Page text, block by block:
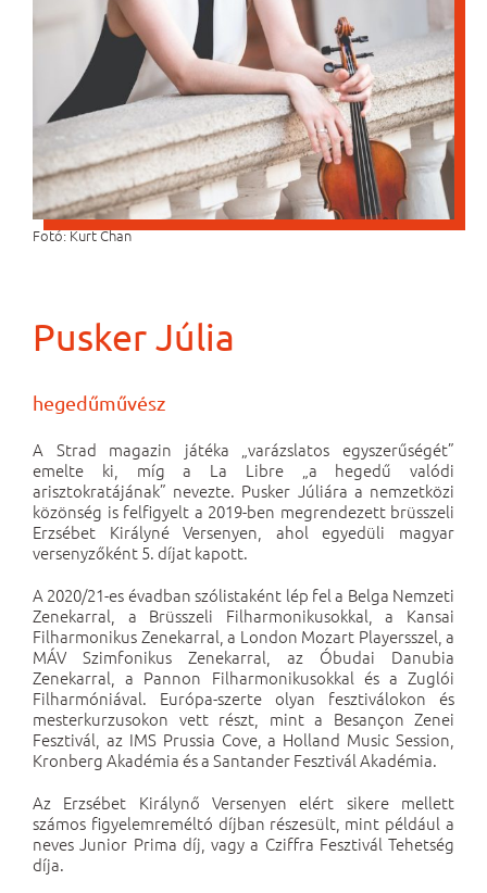
Fotó: Kurt Chan
Pusker Júlia
hegedűművész
A Strad magazin játéka „varázslatos egyszerűségét”
emelte ki, míg a La Libre „a hegedű valódi
arisztokratájának” nevezte. Pusker Júliára a nemzetközi
közönség is felfigyelt a 2019-ben megrendezett brüsszeli
Erzsébet Királyné Versenyen, ahol egyedüli magyar
versenyzőként 5. díjat kapott.
A 2020/21-es évadban szólistaként lép fel a Belga Nemzeti
Zenekarral, a Brüsszeli Filharmonikusokkal, a Kansai
Filharmonikus Zenekarral, a London Mozart Playersszel, a
MÁV Szimfonikus Zenekarral, az Óbudai Danubia
Zenekarral, a Pannon Filharmonikusokkal és a Zuglói
Filharmóniával. Európa-szerte olyan fesztiválokon és
mesterkurzusokon vett részt, mint a Besançon Zenei
Fesztivál, az IMS Prussia Cove, a Holland Music Session,
Kronberg Akadémia és a Santander Fesztivál Akadémia.
Az Erzsébet Királynő Versenyen elért sikere mellett
számos figyelemreméltó díjban részesült, mint például a
neves Junior Prima díj, vagy a Cziffra Fesztivál Tehetség
díja.